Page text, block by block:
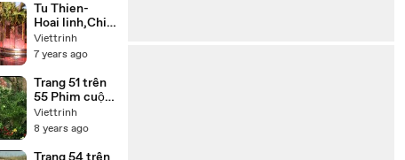
Tu Thien-
Hoai linh,Chi
tai,Trung
Dan,Thuy
Viettrinh
7 years ago
Trang 51 trên
55 Phim cuộc
đời Đức Phật
Thích Ca
bộ 55 tập lồng
Viettrinh
8 years ago